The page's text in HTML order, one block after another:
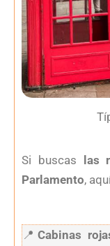
Si buscas las
Parlamento,
📍Cabinas